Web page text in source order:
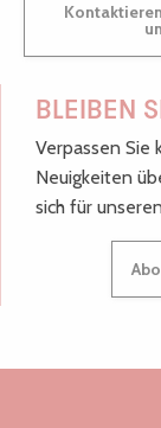
Kontaktieren Sie uns oder besuchen Sie uns in einem
BLEIBEN
Verpassen Sie
Neuigkeiten
sich für